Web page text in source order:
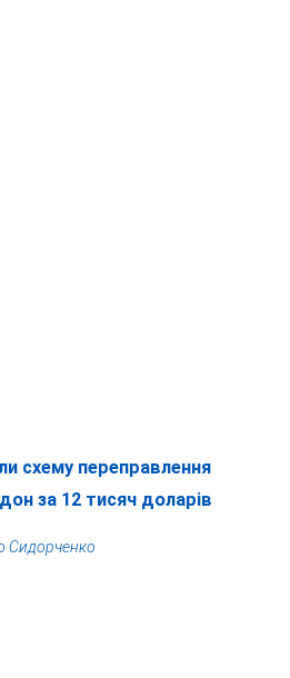
схему переправлення
за 12 тисяч доларів
Сидорченко